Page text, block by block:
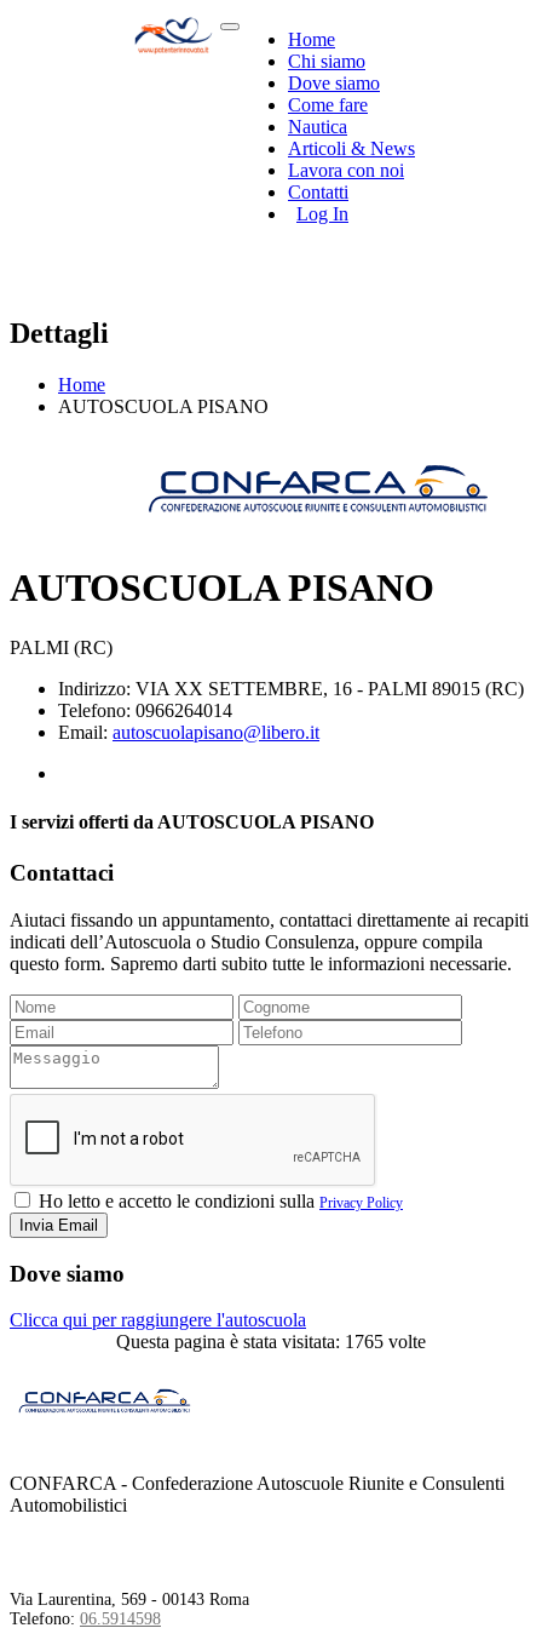
Home
Chi siamo
Dove siamo
Come fare
Nautica
Articoli & News
Lavora con noi
Contatti
Log In
Dettagli
Home
AUTOSCUOLA PISANO
AUTOSCUOLA PISANO
PALMI (RC)
Indirizzo: VIA XX SETTEMBRE, 16 - PALMI 89015 (RC)
Telefono: 0966264014
Email: autoscuolapisano@libero.it
I servizi offerti da AUTOSCUOLA PISANO
Contattaci
Aiutaci fissando un appuntamento, contattaci direttamente ai recapiti
indicati dell’Autoscuola o Studio Consulenza, oppure compila
questo form. Sapremo darti subito tutte le informazioni necessarie.
Ho letto e accetto le condizioni sulla Privacy Policy
Dove siamo
Clicca qui per raggiungere l'autoscuola
Questa pagina è stata visitata: 1765 volte
CONFARCA - Confederazione Autoscuole Riunite e Consulenti
Automobilistici
Via Laurentina, 569 - 00143 Roma
Telefono: 06.5914598